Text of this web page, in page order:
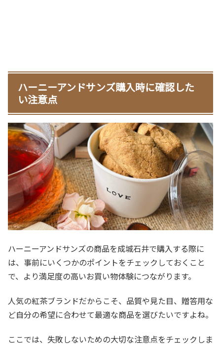
ハーニーアンドサンズ購入時に確認した
い注意点
ハーニーアンドサンズの商品を成城石井で購入する際に
は、事前にいくつかのポイントをチェックしておくこと
で、より満足度の高いお買い物体験につながります。
人気の紅茶ブランドだからこそ、品質や見た目、贈答用な
ど自分の希望に合わせて最適な商品を選びたいですよね。
ここでは、失敗しないための大切な注意点をチェックしま